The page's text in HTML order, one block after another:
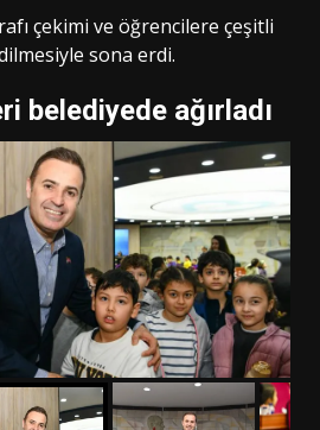
çekimi ve öğrencilere çeşitli
sona erdi.
belediyede ağırladı